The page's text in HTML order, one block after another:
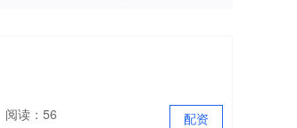
配资
阅读：56